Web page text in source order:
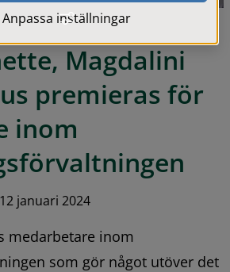
Maria Gullberg Lorentsson, Magdalini
Magdalini
premieras för
inom
januari 2024
medarbetare inom
som gör något utöver det
Anpassa inställningar